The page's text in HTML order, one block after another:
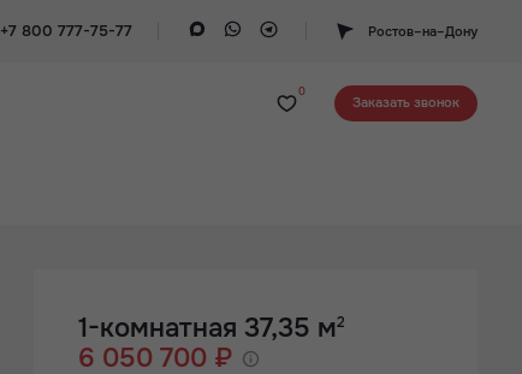
+7 800 777-75-77 Ростов–на–Дону
0
Заказать звонок
1-комнатная 37,35 м2
6 050 700 ₽